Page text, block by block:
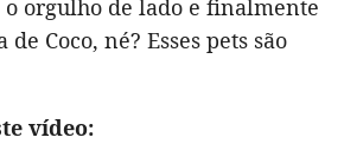
o orgulho de lado e finalmente
Coco, né? Esses pets são
vídeo: